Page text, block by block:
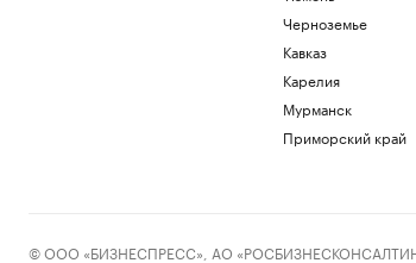
Черноземье
Кавказ
Карелия
Мурманск
Приморский край
© ООО «БИЗНЕСПРЕСС», АО «РОСБИЗНЕСКОНСАЛТИНГ»,